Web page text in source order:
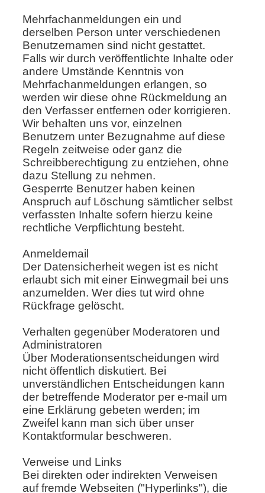
Mehrfachanmeldungen ein und
derselben Person unter verschiedenen
Benutzernamen sind nicht gestattet.
Falls wir durch veröffentlichte Inhalte oder
andere Umstände Kenntnis von
Mehrfachanmeldungen erlangen, so
werden wir diese ohne Rückmeldung an
den Verfasser entfernen oder korrigieren.
Wir behalten uns vor, einzelnen
Benutzern unter Bezugnahme auf diese
Regeln zeitweise oder ganz die
Schreibberechtigung zu entziehen, ohne
dazu Stellung zu nehmen.
Gesperrte Benutzer haben keinen
Anspruch auf Löschung sämtlicher selbst
verfassten Inhalte sofern hierzu keine
rechtliche Verpflichtung besteht.
Anmeldemail
Der Datensicherheit wegen ist es nicht
erlaubt sich mit einer Einwegmail bei uns
anzumelden. Wer dies tut wird ohne
Rückfrage gelöscht.
Verhalten gegenüber Moderatoren und
Administratoren
Über Moderationsentscheidungen wird
nicht öffentlich diskutiert. Bei
unverständlichen Entscheidungen kann
der betreffende Moderator per e-mail um
eine Erklärung gebeten werden; im
Zweifel kann man sich über unser
Kontaktformular beschweren.
Verweise und Links
Bei direkten oder indirekten Verweisen
auf fremde Webseiten ("Hyperlinks"), die